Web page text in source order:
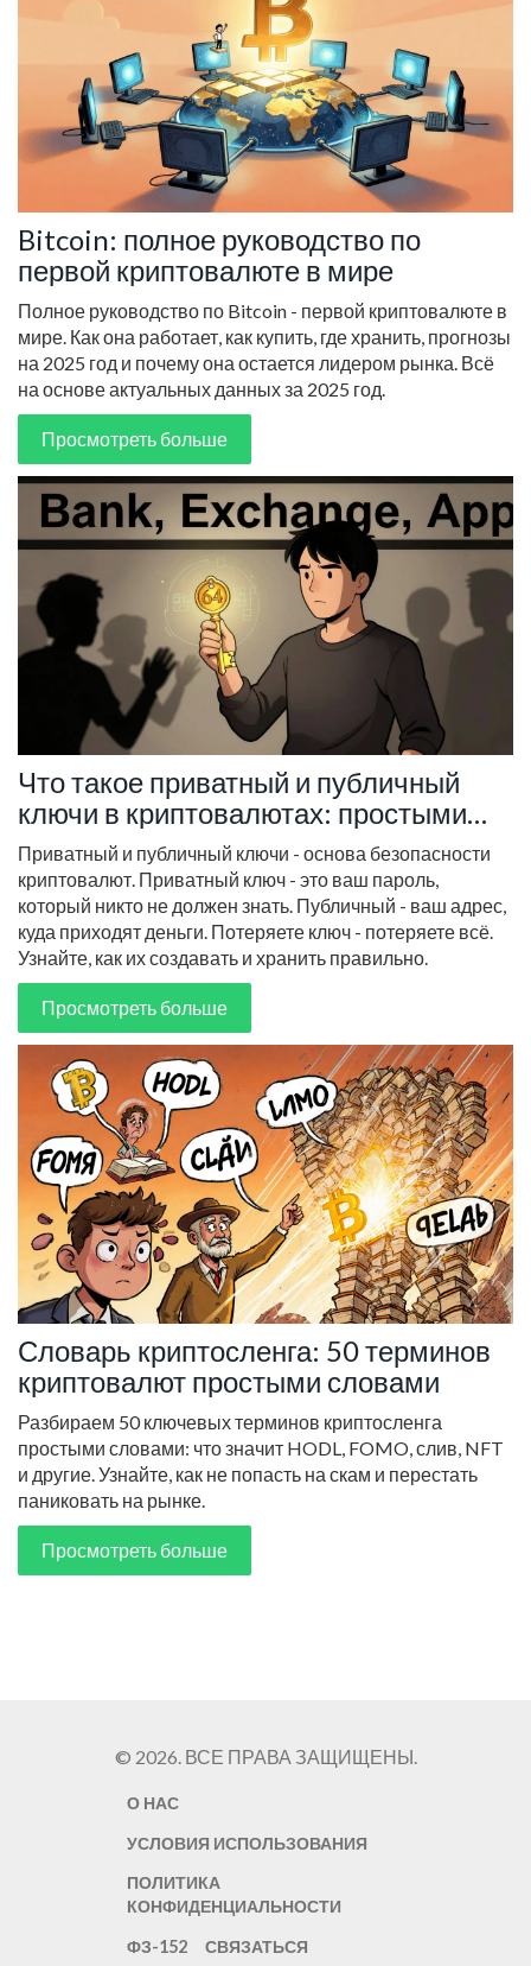
Bitcoin: полное руководство по
первой криптовалюте в мире
Полное руководство по Bitcoin - первой криптовалюте в
мире. Как она работает, как купить, где хранить, прогнозы
на 2025 год и почему она остается лидером рынка. Всё
на основе актуальных данных за 2025 год.
Просмотреть больше
Что такое приватный и публичный
ключи в криптовалютах: простыми
словами о безопасности цифровых
активов
Приватный и публичный ключи - основа безопасности
криптовалют. Приватный ключ - это ваш пароль,
который никто не должен знать. Публичный - ваш адрес,
куда приходят деньги. Потеряете ключ - потеряете всё.
Узнайте, как их создавать и хранить правильно.
Просмотреть больше
Словарь криптосленга: 50 терминов
криптовалют простыми словами
Разбираем 50 ключевых терминов криптосленга
простыми словами: что значит HODL, FOMO, слив, NFT
и другие. Узнайте, как не попасть на скам и перестать
паниковать на рынке.
Просмотреть больше
© 2026. ВСЕ ПРАВА ЗАЩИЩЕНЫ.
О НАС
УСЛОВИЯ ИСПОЛЬЗОВАНИЯ
ПОЛИТИКА
КОНФИДЕНЦИАЛЬНОСТИ
ФЗ-152
СВЯЗАТЬСЯ